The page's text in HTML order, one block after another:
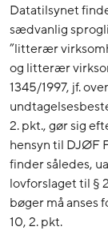
Datatilsynet
sædvanlig
”litterær
og litterær
1345/1997, jf.
2. pkt., gør sig
hensyn til DJØF
finder således,
lovforslaget til §
bøger må anses
10, 2. pkt.